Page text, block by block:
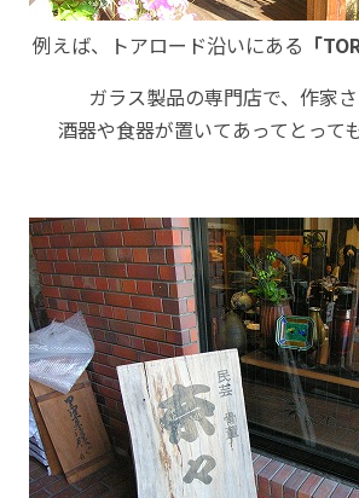
例えば、トアロード沿いにある 「
ガラス製品の専門店で、作家
酒器や食器が置いてあってとって